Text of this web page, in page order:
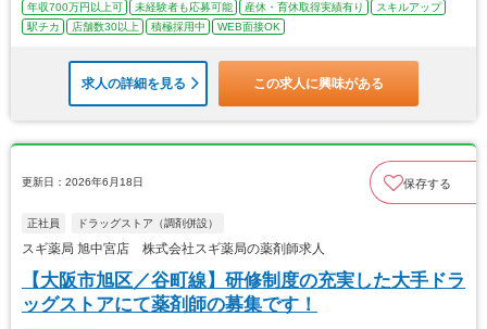
年収700万円以上可 未経験者も応募可能 産休・育休取得実績有り
スキルアップ
駅チカ
店舗数30以上 積極採用中 WEB面接OK
求人の詳細を見る この求人に興味がある
更新日：2026年6月18日 保存する
正社員 ドラッグストア（調剤併設）
スギ薬局 旭中宮店 株式会社スギ薬局の薬剤師求人
【大阪市旭区／谷町線】研修制度の充実した大手ドラ
ッグストアにて薬剤師の募集です！